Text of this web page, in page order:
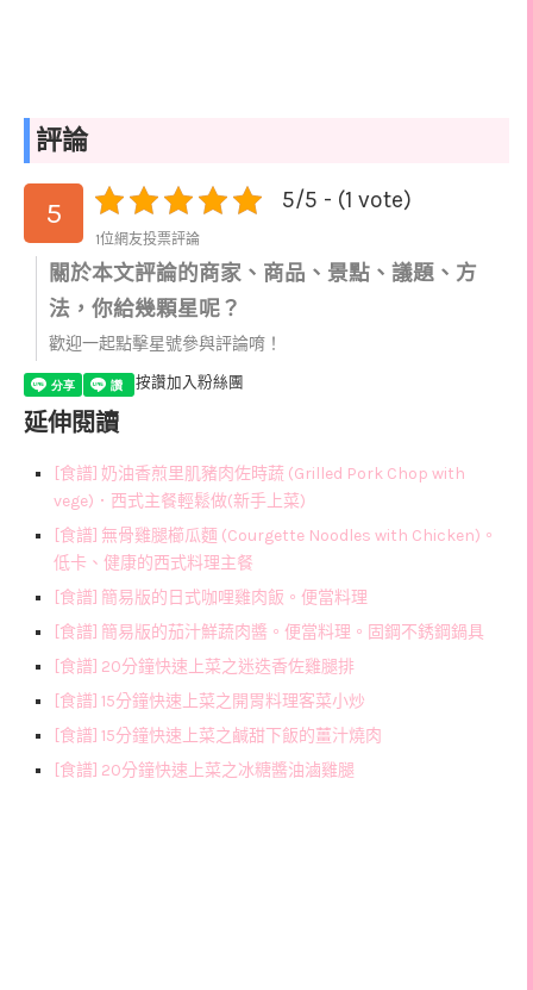
評論
5 5/5 - (1 vote)
1位網友投票評論
關於本文評論的商家、商品、景點、議題、方
法，你給幾顆星呢？
歡迎一起點擊星號參與評論唷！
按讚加入粉絲團
延伸閱讀
[食譜] 奶油香煎里肌豬肉佐時蔬 (Grilled Pork Chop with
vege)．西式主餐輕鬆做(新手上菜)
[食譜] 無骨雞腿櫛瓜麵 (Courgette Noodles with Chicken)。
低卡、健康的西式料理主餐
[食譜] 簡易版的日式咖哩雞肉飯。便當料理
[食譜] 簡易版的茄汁鮮蔬肉醬。便當料理。固鋼不銹鋼鍋具
[食譜] 20分鐘快速上菜之迷迭香佐雞腿排
[食譜] 15分鐘快速上菜之開胃料理客菜小炒
[食譜] 15分鐘快速上菜之鹹甜下飯的薑汁燒肉
[食譜] 20分鐘快速上菜之冰糖醬油滷雞腿